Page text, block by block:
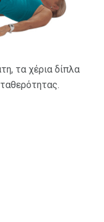
τα χέρια δίπλα